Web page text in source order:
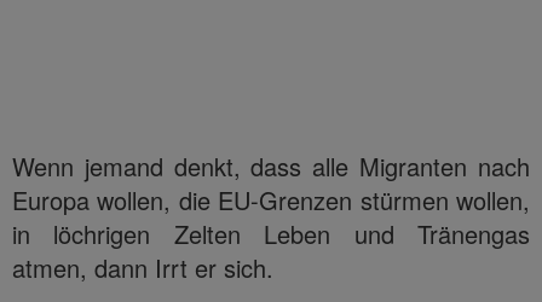
Wenn jemand denkt, dass alle Migranten nach
Europa wollen, die EU-Grenzen stürmen wollen,
in löchrigen Zelten Leben und Tränengas
atmen, dann Irrt er sich.